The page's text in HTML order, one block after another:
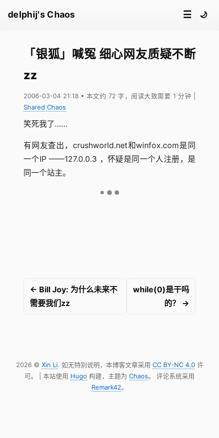
delphij's Chaos ☰ 🌙
「银狐」喊冤 细心网友质疑不断
zz
2006-03-04 21:18 • 本文约 72 字，阅读大致需要 1 分钟
Shared Chaos
笑死我了……
有网友查出，crushworld.net和winfox.com是同
一个IP ——127.0.0.3 ，怀疑是同一个人注册，是
同一个站主。
← Bill Joy: 为什么未来不
需要我们zz
while(0)是干吗
的？ →
2026 © Xin Li. 如无特别说明，本博客文章采用 CC BY-NC 4.0许
可。 | 本站使用 Hugo 构建，主题为 Chaos。 评论系统采用
Remark42。